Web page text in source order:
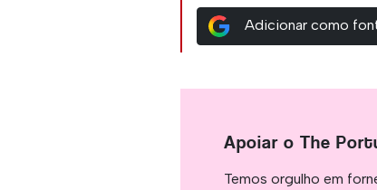
Adicionar como
Apoiar o The
Temos orgulho em